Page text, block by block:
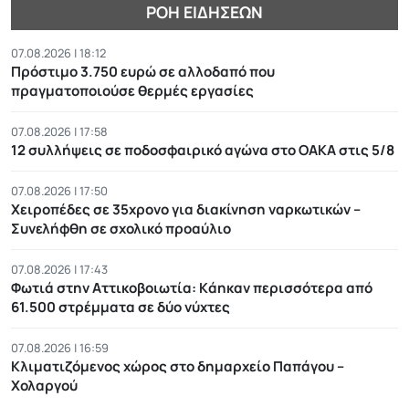
ΡΟΉ ΕΙΔΉΣΕΩΝ
07.08.2026 | 18:12
Πρόστιμο 3.750 ευρώ σε αλλοδαπό που
πραγματοποιούσε θερμές εργασίες
07.08.2026 | 17:58
12 συλλήψεις σε ποδοσφαιρικό αγώνα στο ΟΑΚΑ στις 5/8
07.08.2026 | 17:50
Χειροπέδες σε 35χρονο για διακίνηση ναρκωτικών –
Συνελήφθη σε σχολικό προαύλιο
07.08.2026 | 17:43
Φωτιά στην Αττικοβοιωτία: Kάηκαν περισσότερα από
61.500 στρέμματα σε δύο νύχτες
07.08.2026 | 16:59
Κλιματιζόμενος χώρος στο δημαρχείο Παπάγου –
Χολαργού